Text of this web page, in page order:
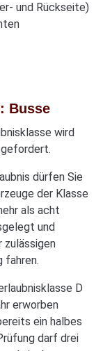
und Rückseite)
Busse
wird
gefordert.
dürfen Sie
der Klasse
als acht
und
zulässigen
fahren.
D
erworben
ein halbes
darf drei